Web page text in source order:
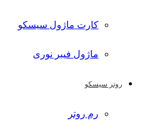
کارت ماژول سیسکو
ماژول فیبر نوری
روتر سیسکو
رم روتر